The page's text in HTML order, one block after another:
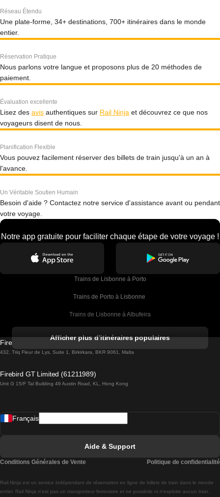
Réseau Étendu
Une plate-forme, 34+ destinations, 700+ itinéraires dans le monde
entier.
Réservation Pratique
Nous parlons votre langue et proposons plus de 20 méthodes de
paiement.
Évaluation excellente
Lisez des avis authentiques sur Rail Ninja et découvrez ce que nos
voyageurs disent de nous.
Planification Flexible
Vous pouvez facilement réserver des billets de train jusqu'à un an à
l'avance.
Un Véritable Soutien Humain
Besoin d'aide ? Contactez notre service d'assistance avant ou pendant
votre voyage.
Notre app gratuite pour faciliter chaque étape de votre voyage !
Trains de Lisbonne à Porto
Trains de Porto à Lisbonne
Trains de Lisbonne à Albufeira
Trains de Lisbonne à Lagos
Trains de Lisbonne à Madrid
Trains de Lisbonne à Braga
Afficher plus d'itinéraires populaires
Firebird GT Limited (OC 1451)
432, Triq Fleur de Lys, Suite 1, Birkirkara, BKR 9061, Malta
Firebird GT Limited (61211989)
Unit G 15/F Tal Building 49 Austin Road, KL, Hong Kong
Rail.Ninja est un service indépendant de réservation en ligne de billets de train dans le monde
entier. Rail Ninja n'est pas un transporteur ferroviaire et ne possède ni n'exploite aucun train.
Français
Aide & Support
Conditions Générales de Vente Politique de confidentialité